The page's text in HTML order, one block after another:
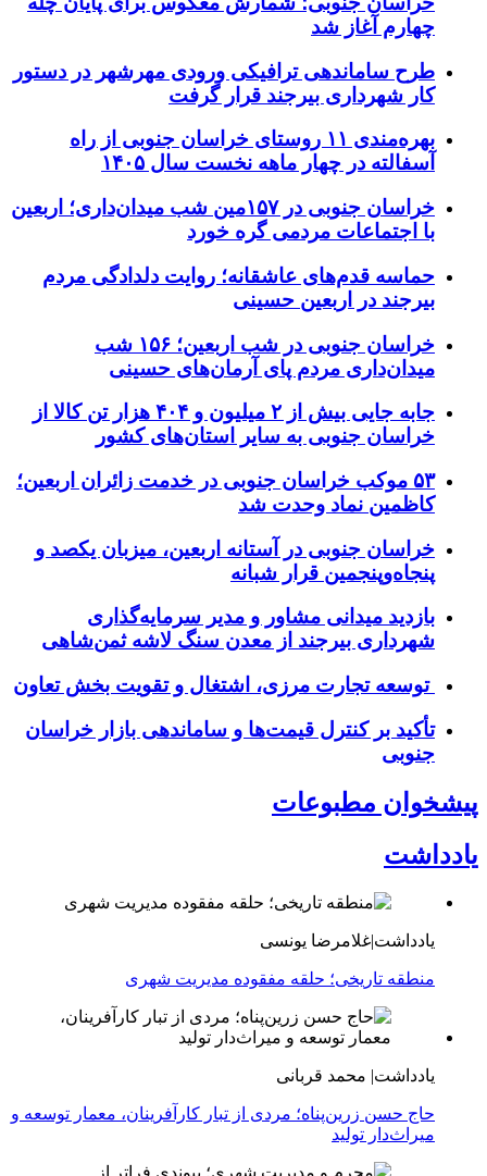
چهارم آغاز شد
طرح ساماندهی ترافیکی ورودی مهرشهر در دستور
کار شهرداری بیرجند قرار گرفت
بهره‌مندی ۱۱ روستای خراسان جنوبی از راه
آسفالته در چهار ماهه نخست سال ۱۴۰۵
خراسان جنوبی در ۱۵۷مین شب میدان‌داری؛ اربعین
با اجتماعات مردمی گره خورد
حماسه قدم‌های عاشقانه؛ روایت دلدادگی مردم
بیرجند در اربعین حسینی
خراسان جنوبی در شب اربعین؛ ۱۵۶ شب
میدان‌داری مردم پای آرمان‌های حسینی
جابه جایی بیش از ۲ میلیون و ۴۰۴ هزار تن کالا از
خراسان جنوبی به سایر استان‌های کشور
۵۳ موکب خراسان جنوبی در خدمت زائران اربعین؛
کاظمین نماد وحدت شد
خراسان جنوبی در آستانه اربعین، میزبان یکصد و
پنجاه‌وپنجمین قرار شبانه
بازدید میدانی مشاور و مدیر سرمایه‌گذاری
شهرداری بیرجند از معدن سنگ لاشه ثمن‌شاهی
توسعه تجارت مرزی، اشتغال و تقویت بخش تعاون
تأکید بر کنترل قیمت‌ها و ساماندهی بازار خراسان
جنوبی
پیشخوان مطبوعات
یادداشت
یادداشت|غلامرضا یونسی
منطقه تاریخی؛ حلقه مفقوده مدیریت شهری
یادداشت| محمد قربانی
حاج حسن زرین‌پناه؛ مردی از تبار کارآفرینان، معمار توسعه و
میراث‌دار تولید